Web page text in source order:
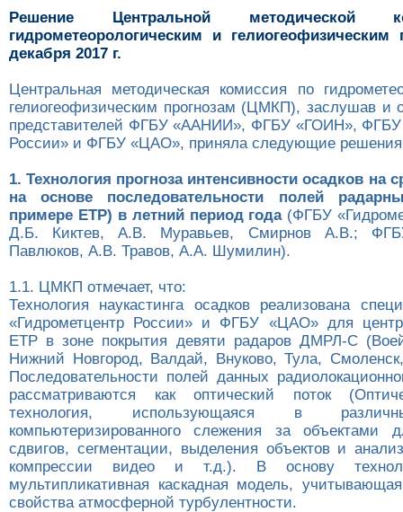
Решение Центральной методической
гидрометеорологическим и гелиогеофизическим
декабря 2017 г.
Центральная методическая комиссия по
гелиогеофизическим прогнозам (ЦМКП), заслушав и
представителей ФГБУ «ААНИИ», ФГБУ «ГОИН», ФГБУ
России» и ФГБУ «ЦАО», приняла следующие
1. Технология прогноза интенсивности осадков на
на основе последовательности полей
примере ЕТР) в летний период года(ФГБУ
Д.Б. Киктев, А.В. Муравьев, Смирнов А.В.;
Павлюков, А.В. Травов, А.А. Шумилин).
1.1. ЦМКП отмечает, что:
Технология наукастинга осадков реализована
«Гидрометцентр России» и ФГБУ «ЦАО» для
ЕТР в зоне покрытия девяти радаров ДМРЛ-С
Нижний Новгород, Валдай, Внуково, Тула,
Последовательности полей данных
рассматриваются как оптический поток
технология, использующаяся в
компьютеризированного слежения за объектами
сдвигов, сегментации, выделения объектов и
компрессии видео и т.д.). В основу
мультипликативная каскадная модель, учитывающая
свойства атмосферной турбулентности.